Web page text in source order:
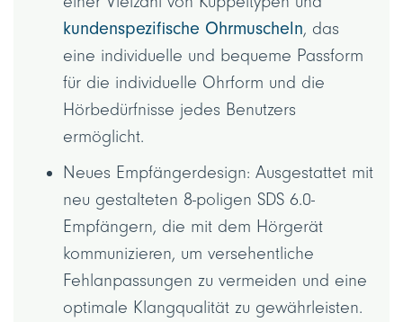
kundenspezifische Ohrmuscheln, das
eine individuelle und bequeme Passform
für die individuelle Ohrform und die
Hörbedürfnisse jedes Benutzers
ermöglicht.
Neues Empfängerdesign: Ausgestattet mit
neu gestalteten 8-poligen SDS 6.0-
Empfängern, die mit dem Hörgerät
kommunizieren, um versehentliche
Fehlanpassungen zu vermeiden und eine
optimale Klangqualität zu gewährleisten.